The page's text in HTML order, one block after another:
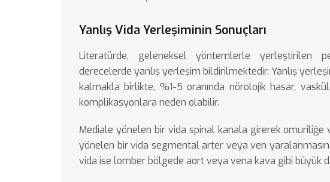
Yanlış Vida Yerleşiminin Sonuçları
Literatürde, geleneksel yöntemlerle yerleştirilen
derecelerde yanlış yerleşim bildirilmektedir. Yanlış
kalmakla birlikte, %1-5 oranında nörolojik hasar,
komplikasyonlara neden olabilir.
Mediale yönelen bir vida spinal kanala girerek omuriliğe
yönelen bir vida segmental arter veya ven
vida ise lomber bölgede aort veya vena kava gibi büyük